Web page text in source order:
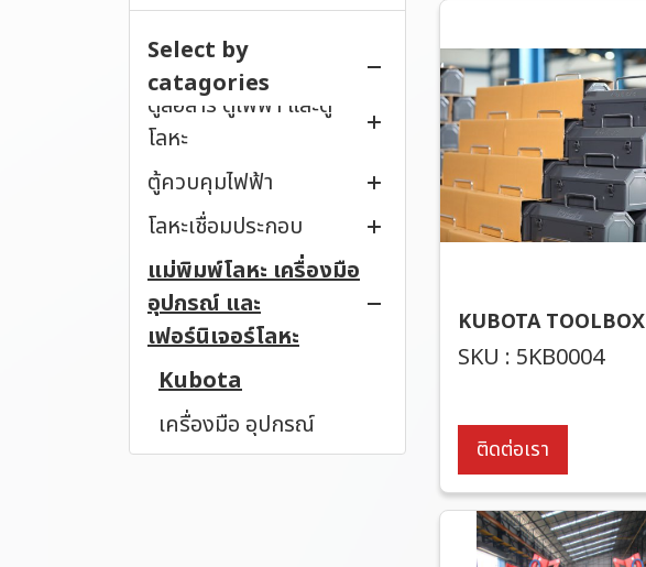
Select by
catagories
สินค้าทั้งหมด
รางและท่อร้อยสายไฟฟ้า
รางวายเวย์
รางเคเบิลเทรย์
รางเคเบิลแลดเดอร์
ท่อร้อยสายไฟฟ้า
กล่องดึงสายไฟ (Pull
Box)
ตู้สื่อสาร ตู้ไฟฟ้า และตู้
โลหะ
เปลือกตู้
ตู้แร็ค
ตู้โลหะชนิดต่างๆ
ตู้ควบคุมไฟฟ้า
ตู้ควบคุมไฟฟ้า
ตู้ MDB
ตู้ไฟฟ้า
โลหะเชื่อมประกอบ
งานเชื่อมโลหะ
แม่พิมพ์โลหะ เครื่องมือ
อุปกรณ์ และ
เฟอร์นิเจอร์โลหะ
Kubota
เครื่องมือ อุปกรณ์
KUBOTA TOOLBOX
SKU : 5KB0004
ติดต่อเรา